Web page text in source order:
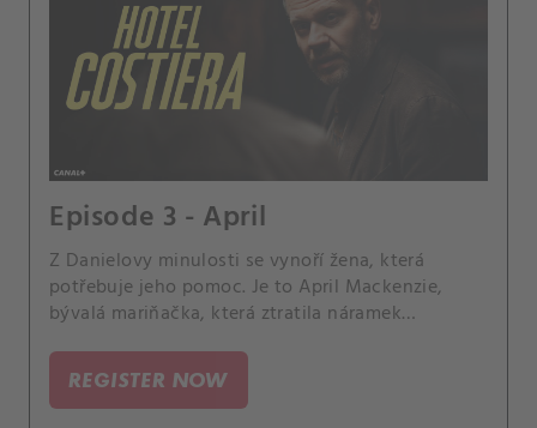
Episode 3 - April
Z Danielovy minulosti se vynoří žena, která
potřebuje jeho pomoc. Je to April Mackenzie,
bývalá mariňačka, která ztratila náramek
REGISTER NOW